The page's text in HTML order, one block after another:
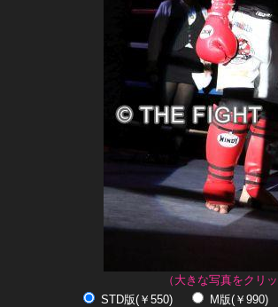
（大きな写真をクリ
STD版(￥550)
M版(￥990)